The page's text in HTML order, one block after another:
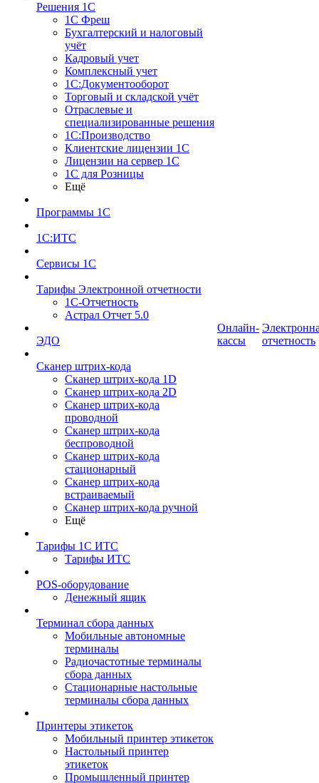
Решения 1С
1С Фреш
Бухгалтерский и налоговый
учёт
Кадровый учет
Комплексный учет
1С:Документооборот
Торговый и складской учёт
Отраслевые и
специализированные решения
1С:Производство
Клиентские лицензии 1С
Лицензии на сервер 1С
1С для Розницы
Ещё
Программы 1С
1С:ИТС
Сервисы 1С
Тарифы Электронной отчетности
1С-Отчетность
Астрал Отчет 5.0
ЭДО
Сканер штрих-кода
Сканер штрих-кода 1D
Сканер штрих-кода 2D
Сканер штрих-кода
проводной
Сканер штрих-кода
беспроводной
Сканер штрих-кода
стационарный
Сканер штрих-кода
встраиваемый
Сканер штрих-кода ручной
Ещё
Тарифы 1С ИТС
Тарифы ИТС
POS-оборудование
Денежный ящик
Терминал сбора данных
Мобильные автономные
терминалы
Радиочастотные терминалы
сбора данных
Стационарные настольные
терминалы сбора данных
Принтеры этикеток
Мобильный принтер этикеток
Настольный принтер
этикеток
Промышленный принтер
Онлайн-
кассы
отчетность